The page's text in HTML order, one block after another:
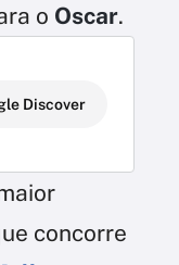
o Oscar.
Discover
concorre